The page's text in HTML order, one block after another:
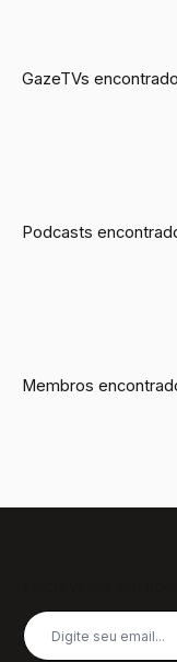
GazeTVs
Podcasts
Membros